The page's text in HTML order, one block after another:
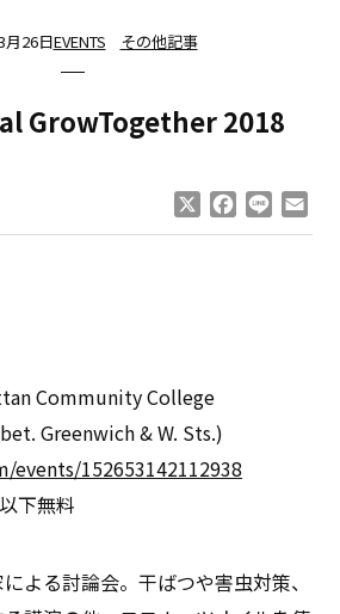
月26日EVENTS その他記事
GrowTogether 2018
Facebook
Line
Community College
Greenwich & W. Sts.)
events/152653142112938
下無料
よる討論会。干ばつや害虫対策、